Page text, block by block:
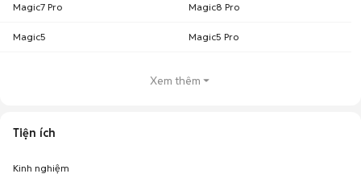
Magic7 Pro Magic8 Pro
Magic5 Magic5 Pro
Xem thêm
Tiện ích
Kinh nghiệm